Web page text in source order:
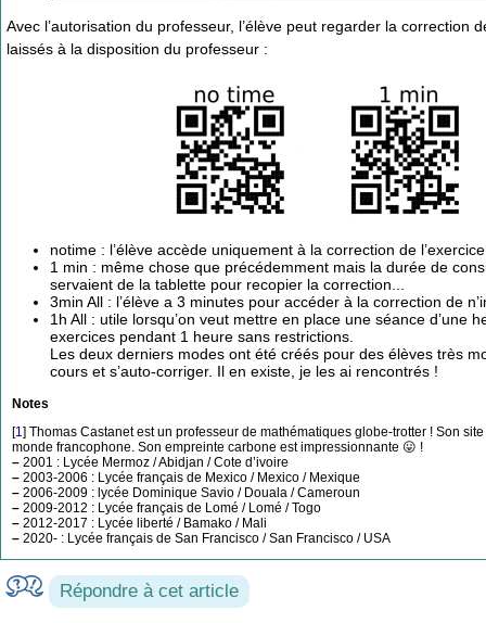
Avec l’autorisation du professeur, l’élève peut regarder la
laissés à la disposition du professeur :
notime : l’élève accède uniquement à la correction de
1 min : même chose que précédemment mais la durée de
servaient de la tablette pour recopier la correction...
3min All : l’élève a 3 minutes pour accéder à la correction de
1h All : utile lorsqu’on veut mettre en place une séance d’une
exercices pendant 1 heure sans restrictions.
Les deux derniers modes ont été créés pour des élèves très
cours et s’auto-corriger. Il en existe, je les ai rencontrés !
Notes
[1 ] Thomas Castanet est un professeur de mathématiques globe-trotter ! Son
monde francophone. Son empreinte carbone est impressionnante 😛 !
– 2001 : Lycée Mermoz / Abidjan / Cote d’ivoire
– 2003-2006 : Lycée français de Mexico / Mexico / Mexique
– 2006-2009 : lycée Dominique Savio / Douala / Cameroun
– 2009-2012 : Lycée français de Lomé / Lomé / Togo
– 2012-2017 : Lycée liberté / Bamako / Mali
– 2020- : Lycée français de San Francisco / San Francisco / USA
Répondre à cet article